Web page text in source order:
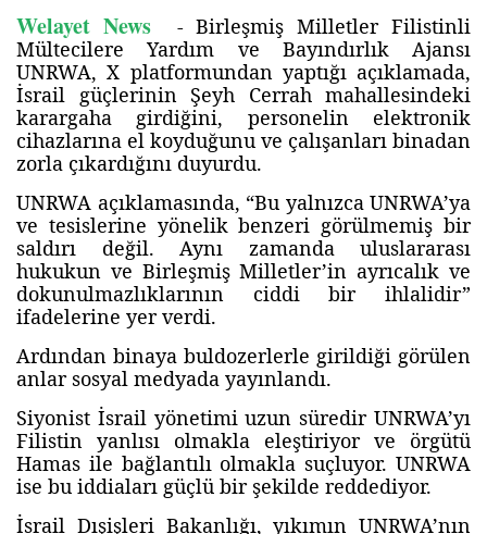
Welayet News- Birleşmiş Milletler Filistinli
Mültecilere Yardım ve Bayındırlık Ajansı
UNRWA, X platformundan yaptığı açıklamada,
İsrail güçlerinin Şeyh Cerrah mahallesindeki
karargaha girdiğini, personelin elektronik
cihazlarına el koyduğunu ve çalışanları binadan
zorla çıkardığını duyurdu.
UNRWA açıklamasında, “Bu yalnızca UNRWA’ya
ve tesislerine yönelik benzeri görülmemiş bir
saldırı değil. Aynı zamanda uluslararası
hukukun ve Birleşmiş Milletler’in ayrıcalık ve
dokunulmazlıklarının ciddi bir ihlalidir”
ifadelerine yer verdi.
Ardından binaya buldozerlerle girildiği görülen
anlar sosyal medyada yayınlandı.
Siyonist İsrail yönetimi uzun süredir UNRWA’yı
Filistin yanlısı olmakla eleştiriyor ve örgütü
Hamas ile bağlantılı olmakla suçluyor. UNRWA
ise bu iddiaları güçlü bir şekilde reddediyor.
İsrail Dışişleri Bakanlığı, yıkımın UNRWA’nın